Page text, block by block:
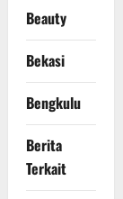
Beauty
Bekasi
Bengkulu
Berita
Terkait